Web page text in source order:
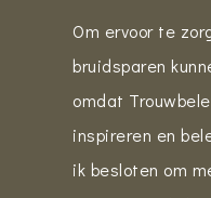
Om ervoor te
bruidsparen
omdat
inspireren en
ik besloten om